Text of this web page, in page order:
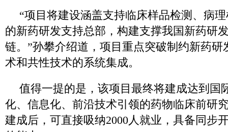
“项目将建设涵盖支持临床样品检测、病
的新药研发支持总部，构建支撑我国新药研
链。”孙攀介绍道，项目重点突破制约新药研
术和共性技术的系统集成。
值得一提的是，该项目最终将建成达到国
化、信息化、前沿技术引领的药物临床前研
建成后，可直接吸纳2000人就业，具备同步